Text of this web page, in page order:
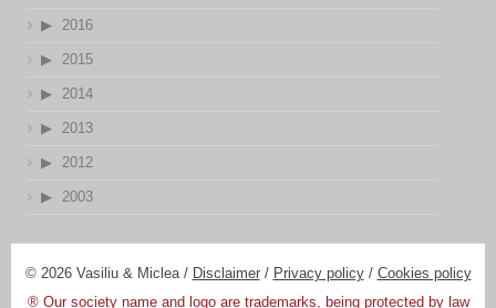
2016
2015
2014
2013
2012
2003
© 2026 Vasiliu & Miclea / Disclaimer/ Privacy policy/ Cookies policy
® Our society name and logo are trademarks, being protected by law